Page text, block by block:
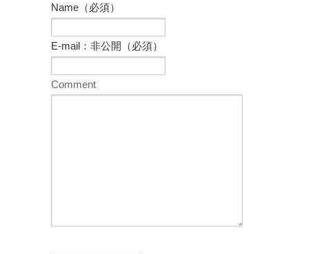
Name（必須）
E-mail：非公開（必須）
Comment